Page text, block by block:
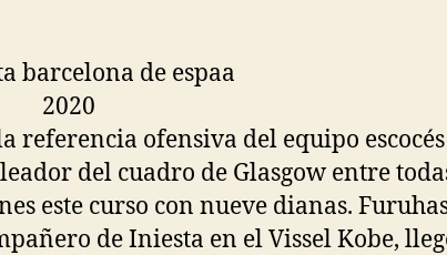
referencia ofensiva del equipo
del cuadro de Glasgow entre
este curso con nueve dianas.
de Iniesta en el Vissel Kobe,